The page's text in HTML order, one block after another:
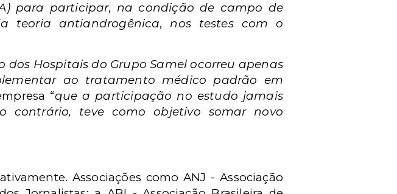
para participar, na condição de campo de
teoria antiandrogênica, nos testes com o
dos Hospitais do Grupo Samel ocorreu apenas
ao tratamento médico padrão em
“que a participação no estudo jamais
contrário, teve como objetivo somar novo
Associações como ANJ - Associação